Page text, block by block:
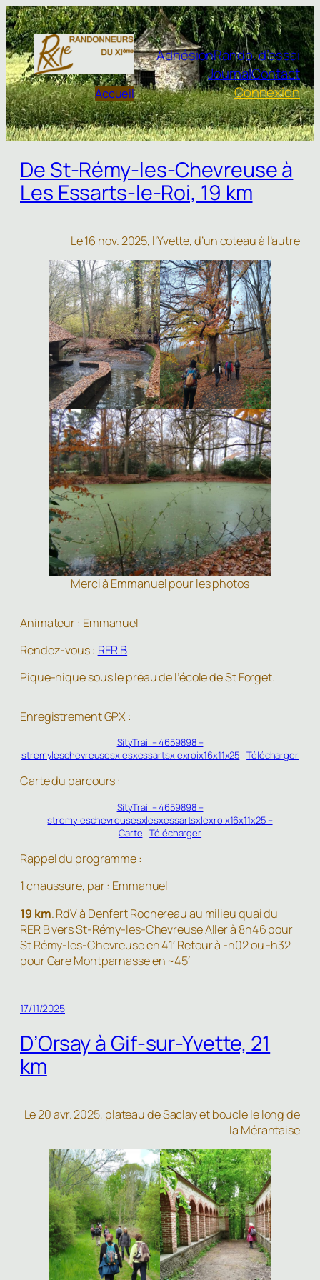
Aller
au
contenu
Accueil
AdhésionRando. d’essai
JournalContact
Connexion
De St-Rémy-les-Chevreuse à
Les Essarts-le-Roi, 19 km
Le 16 nov. 2025, l’Yvette, d’un coteau à l’autre
Merci à Emmanuel pour les photos
Animateur : Emmanuel
Rendez-vous : RER B
Pique-nique sous le préau de l’école de St Forget.
Enregistrement GPX :
SityTrail – 4659898 –
stremyleschevreusesxlesxessartsxlexroix16x11x25 Télécharger
Carte du parcours :
SityTrail – 4659898 –
stremyleschevreusesxlesxessartsxlexroix16x11x25 –
Carte Télécharger
Rappel du programme :
1 chaussure, par : Emmanuel
19 km. RdV à Denfert Rochereau au milieu quai du
RER B vers St-Rémy-les-Chevreuse Aller à 8h46 pour
St Rémy-les-Chevreuse en 41′ Retour à -h02 ou -h32
pour Gare Montparnasse en ~45′
17/11/2025
D’Orsay à Gif-sur-Yvette, 21
km
Le 20 avr. 2025, plateau de Saclay et boucle le long de
la Mérantaise